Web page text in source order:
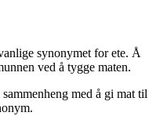
synonymet for ete. Å
ved å tygge maten.
med å gi mat til